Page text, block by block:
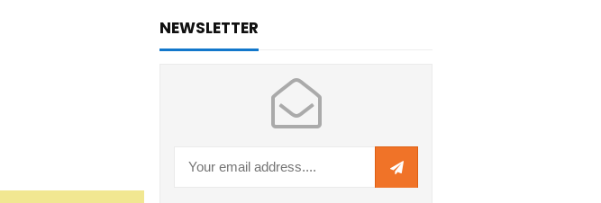
NEWSLETTER